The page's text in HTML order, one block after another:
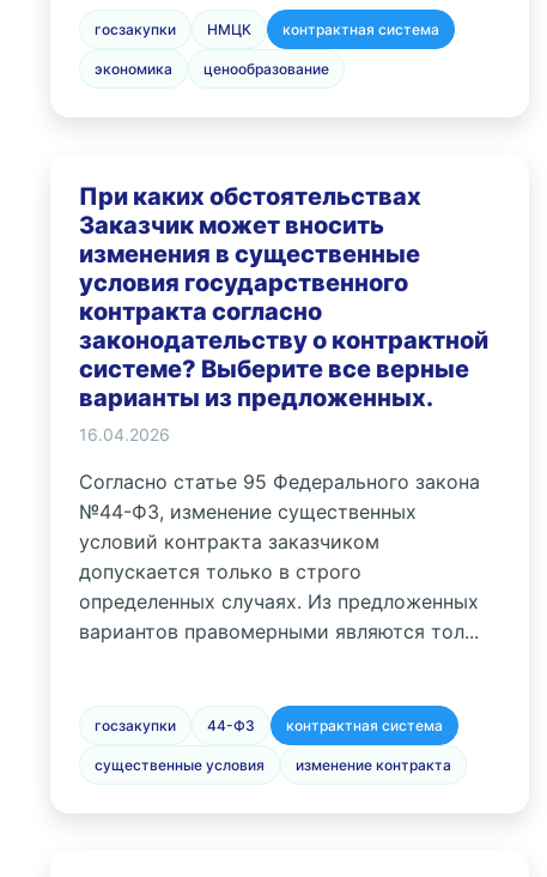
госзакупки НМЦК контрактная система
экономика ценообразование
При каких обстоятельствах
Заказчик может вносить
изменения в существенные
условия государственного
контракта согласно
законодательству о контрактной
системе? Выберите все верные
варианты из предложенных.
16.04.2026
Согласно статье 95 Федерального закона
№44-ФЗ, изменение существенных
условий контракта заказчиком
допускается только в строго
определенных случаях. Из предложенных
вариантов правомерными являются тол...
госзакупки 44-ФЗ контрактная система
существенные условия изменение контракта